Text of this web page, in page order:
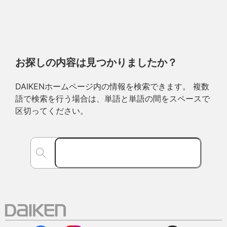
お探しの内容は見つかりましたか？
DAIKENホームページ内の情報を検索できます。 複数
語で検索を行う場合は、単語と単語の間をスペースで
区切ってください。